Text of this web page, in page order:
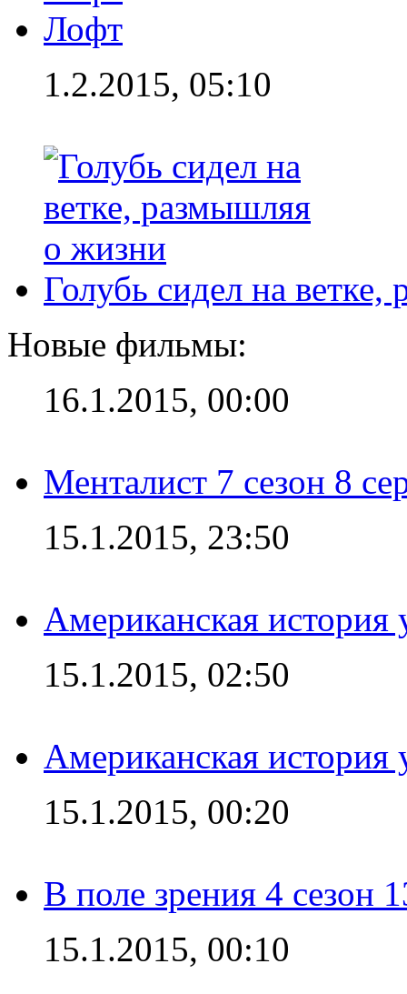
Лофт
1.2.2015, 05:10
Голубь сидел на
Новые фильмы:
16.1.2015, 00:00
Менталист 7 сезон 8
15.1.2015, 23:50
Американская история
15.1.2015, 02:50
Американская история
15.1.2015, 00:20
В поле зрения 4 сезон
15.1.2015, 00:10